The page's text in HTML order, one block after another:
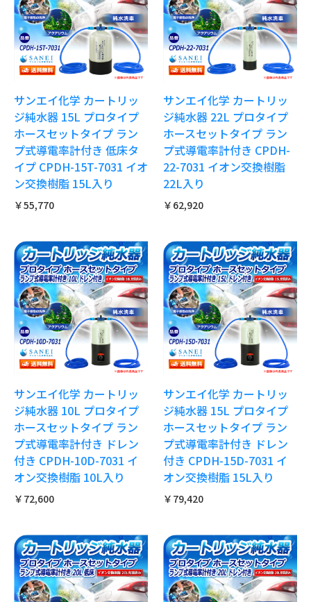
サンエイ化学 カートリッ
ジ純水器 15L プロタイプ
ホースセットタイプ ラン
プ式導電率計付き 低床タ
イプ CPDH-15T-7031 イオ
ン交換樹脂 15L入り
￥55,770
サンエイ化学 カートリッ
ジ純水器 22L プロタイプ
ホースセットタイプ ラン
プ式導電率計付き CPDH-
22-7031 イオン交換樹脂
22L入り
￥62,920
サンエイ化学 カートリッ
ジ純水器 10L プロタイプ
ホースセットタイプ ラン
プ式導電率計付き ドレン
付き CPDH-10D-7031 イ
オン交換樹脂 10L入り
￥72,600
サンエイ化学 カートリッ
ジ純水器 15L プロタイプ
ホースセットタイプ ラン
プ式導電率計付き ドレン
付き CPDH-15D-7031 イ
オン交換樹脂 15L入り
￥79,420